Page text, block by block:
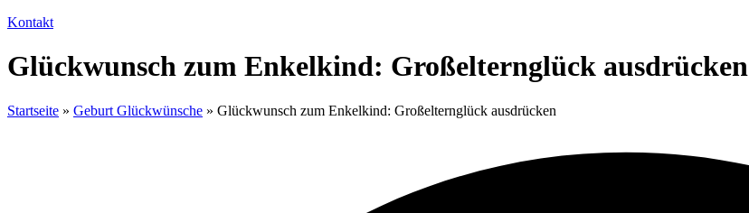
Kontakt
Glückwunsch zum Enkelkind: Großelternglück ausdrücken
Startseite » Geburt Glückwünsche » Glückwunsch zum Enkelkind: Großelternglück ausdrücken